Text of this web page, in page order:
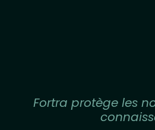
Fortra protège les